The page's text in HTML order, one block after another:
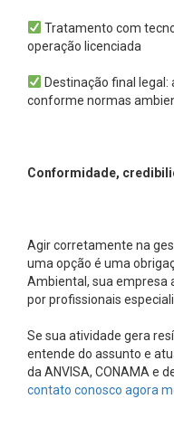
Tratamento com
operação licenciada
Destinação final legal:
conforme normas
Conformidade,
Agir corretamente na
uma opção é uma
Ambiental, sua empresa
por profissionais
Se sua atividade gera
entende do assunto e
da ANVISA, CONAMA e
contato conosco agora